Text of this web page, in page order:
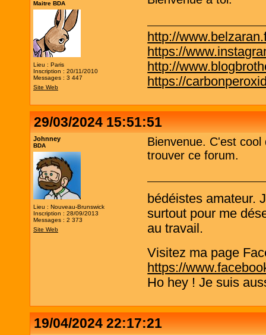
Maitre BDA
Lieu : Paris
Inscription : 20/11/2010
Messages : 3 447
Site Web
http://
https://
http://
https://
29/03/2024 15:51:51
Johnney
BDA
Lieu : Nouveau-Brunswick
Inscription : 28/09/2013
Messages : 2 373
Site Web
Bienvenue. C'est
trouver ce forum.
bédéistes amateur.
surtout pour me
au travail.
Visitez ma page
https://
Ho hey ! Je suis
19/04/2024 22:17:21